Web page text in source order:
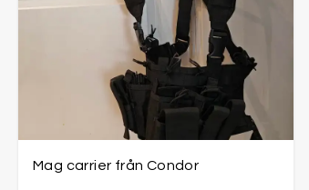
Mag carrier från Condor